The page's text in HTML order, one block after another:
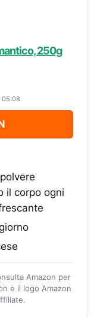
250g
05:08
il corpo ogni
Amazon per
e il logo Amazon